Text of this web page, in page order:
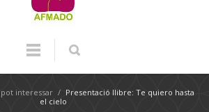
pot interessar / Presentació llibre: Te quiero hasta
el cielo